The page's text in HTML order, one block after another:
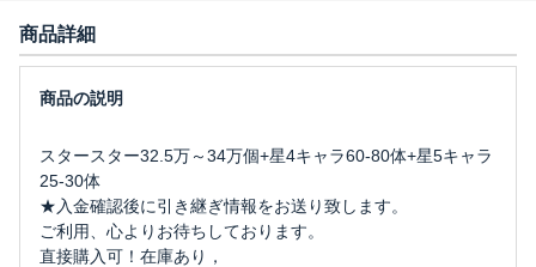
商品詳細
スタースター32.5万～34万個+星4キャラ60-80体+星5キャラ
25-30体
★入金確認後に引き継ぎ情報をお送り致します。
ご利用、心よりお待ちしております。
直接購入可！在庫あり，